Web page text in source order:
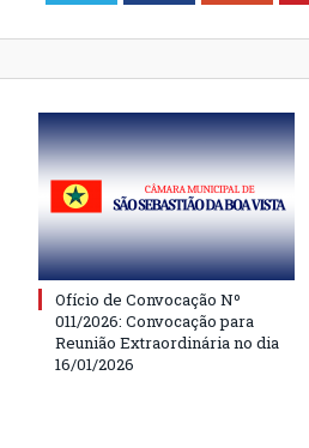
Ofício de Convocação Nº
011/2026: Convocação para
Reunião Extraordinária no dia
16/01/2026